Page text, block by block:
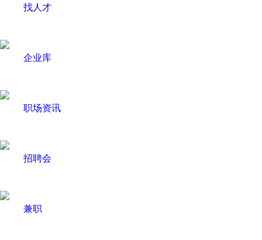
找人才
企业库
职场资讯
招聘会
兼职